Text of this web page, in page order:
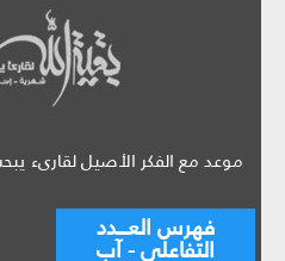
موعد مع الفكر الأصيل لقارىء
فهرس العـــدد
التفاعلي - آب